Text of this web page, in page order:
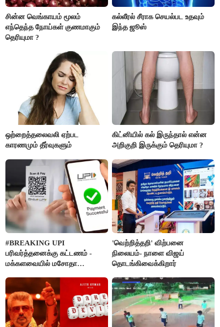
சின்ன வெங்காயம் மூலம்
எந்தெந்த நோய்கள் குணமாகும்
தெரியுமா ?
கல்லீரல் சீராக செயல்பட உதவும்
இந்த ஜூஸ்
ஒற்றைத்தலைவலி ஏற்பட
காரணமும் தீர்வுகளும்
கிட்னியில் கல் இருந்தால் என்ன
அறிகுறி இருக்கும் தெரியுமா ?
#BREAKING UPI
பரிவர்த்தனைக்கு கட்டணம் -
மக்களவையில் மசோதா
'வெற்றித்தறி' விற்பனை
நிலையம்- நாளை விஜய்
தொடங்கிவைக்கிறார்